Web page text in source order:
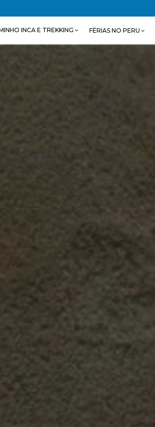
INCA E TREKKING FÉRIAS NO PERU